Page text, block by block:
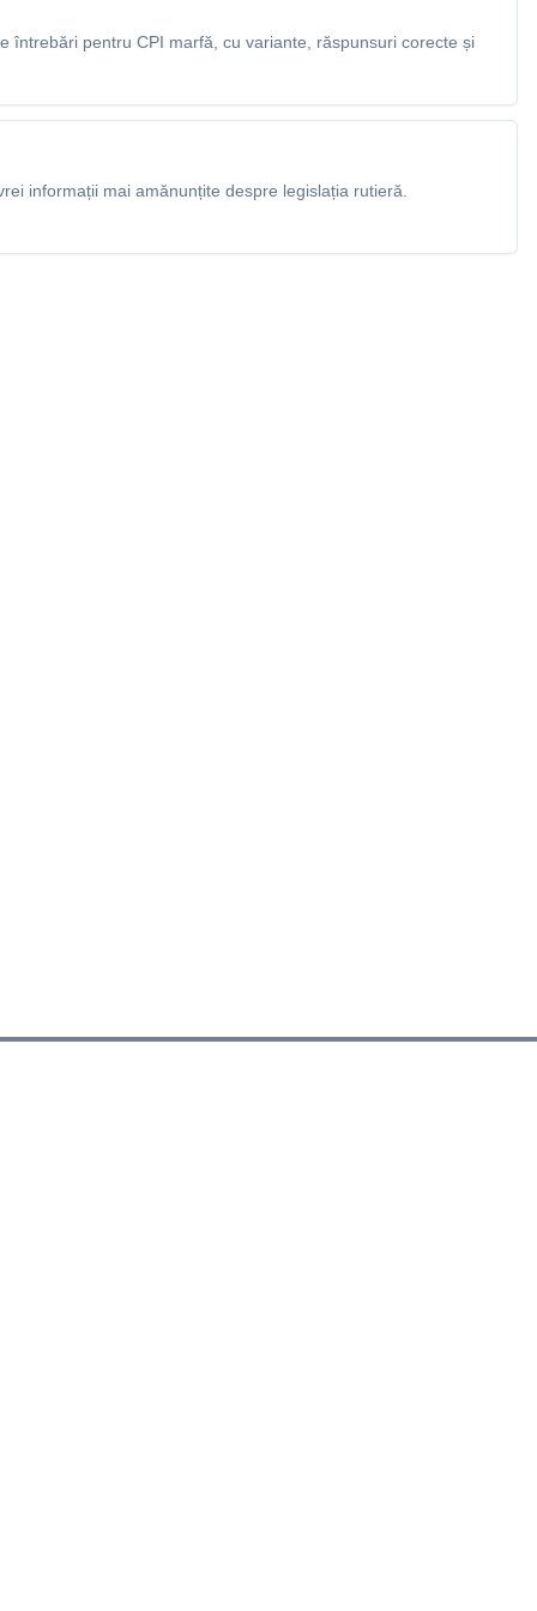
întrebări pentru CPI marfă, cu variante, răspunsuri corecte și
informații mai amănunțite despre legislația rutieră.